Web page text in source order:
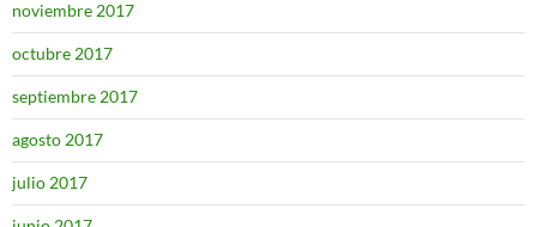
noviembre 2017
octubre 2017
septiembre 2017
agosto 2017
julio 2017